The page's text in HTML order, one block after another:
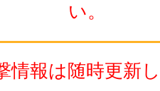
い。
情報は随時更新